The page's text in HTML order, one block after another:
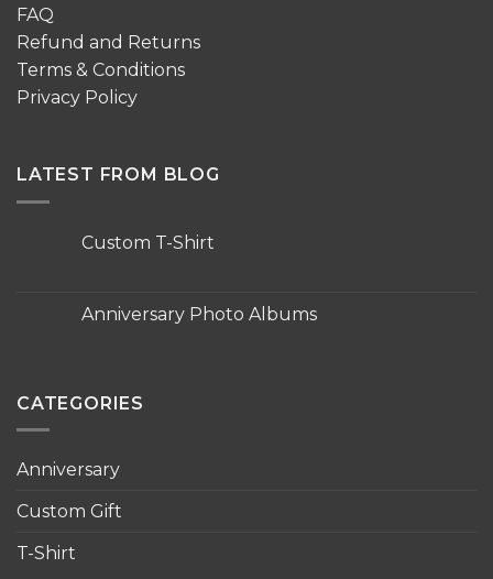
FAQ
Refund and Returns
Terms & Conditions
Privacy Policy
LATEST FROM BLOG
Custom T-Shirt
Custom
T-
Anniversary Photo Albums
Albums
CATEGORIES
Anniversary
Custom Gift
T-Shirt